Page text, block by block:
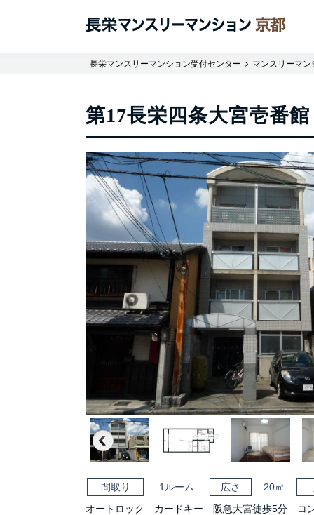
長栄マンスリーマンション受付センター マンスリーマ
第17長栄四条大宮壱番
Previous
間取り 1ルーム 広さ 20㎡
オートロック カードキー 阪急大宮徒歩5分 コ